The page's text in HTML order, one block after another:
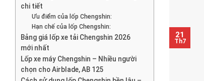
chi tiết
Ưu điểm của lốp Chengshin:
Hạn chế của lốp Chengshin:
Bảng giá lốp xe tải Chengshin 2026
mới nhất
Lốp xe máy Chengshin – Nhiều người
chọn cho Airblade, AB 125
21
Th7